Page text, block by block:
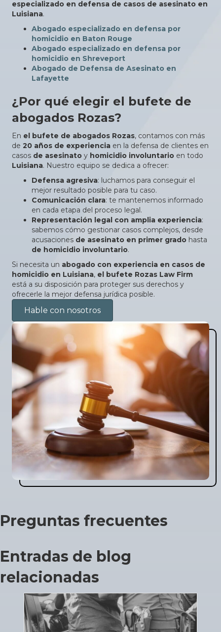
especializado en defensa de casos de asesinato en
Luisiana.
Abogado especializado en defensa por
homicidio en Baton Rouge
Abogado especializado en defensa por
homicidio en Shreveport
Abogado de Defensa de Asesinato en
Lafayette
¿Por qué elegir el bufete de
abogados Rozas?
En el bufete de abogados Rozas, contamos con más
de 20 años de experiencia en la defensa de clientes en
casos de asesinato y homicidio involuntario en todo
Luisiana. Nuestro equipo se dedica a ofrecer:
Defensa agresiva: luchamos para conseguir el
mejor resultado posible para tu caso.
Comunicación clara: te mantenemos informado
en cada etapa del proceso legal.
Representación legal con amplia experiencia:
sabemos cómo gestionar casos complejos, desde
acusaciones de asesinato en primer grado hasta
de homicidio involuntario.
Si necesita un abogado con experiencia en casos de
homicidio en Luisiana, el bufete Rozas Law Firm
está a su disposición para proteger sus derechos y
ofrecerle la mejor defensa jurídica posible.
Hable con nosotros
Preguntas frecuentes
Entradas de blog
relacionadas